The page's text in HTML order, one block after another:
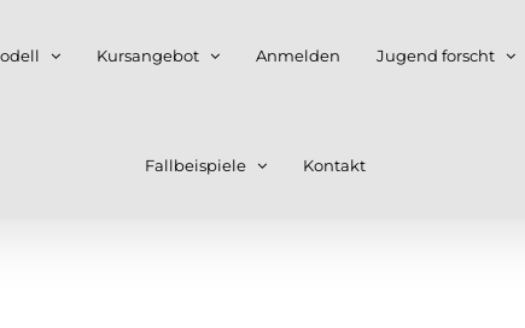
Kursangebot Anmelden Jugend forscht
Fallbeispiele Kontakt